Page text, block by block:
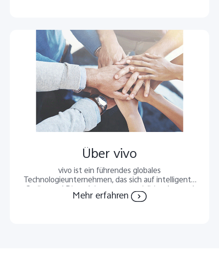
Höchstleistungen erbringen und ihre Potenziale
bestmöglich entfalten.
Über vivo
vivo ist ein führendes globales
Technologieunternehmen, das sich auf intelligente
Geräte und Dienstleistungen spezialisiert hat und
Nutzer weltweit durch die Entwicklung spannender
Mehr erfahren